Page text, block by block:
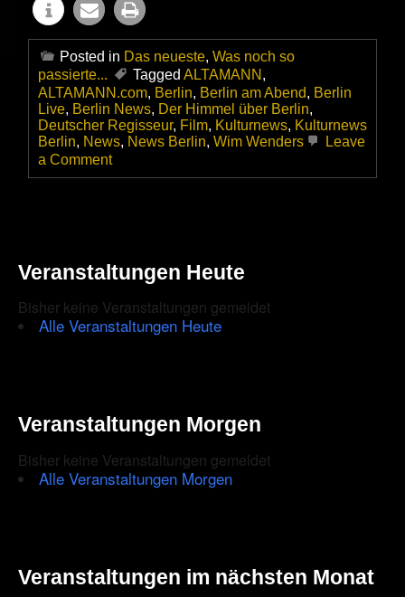
Posted in Das neueste, Was noch so
passierte...
Tagged ALTAMANN ,
ALTAMANN.com, Berlin, Berlin am Abend, Berlin
Live, Berlin News, Der Himmel über Berlin,
Deutscher Regisseur, Film, Kulturnews, Kulturnews
Berlin, News, News Berlin, Wim Wenders
Leave
a Commenton
Wim
Veranstaltungen Heute
Bisher keine Veranstaltungen gemeldet
Alle Veranstaltungen Heute
Veranstaltungen Morgen
Bisher keine Veranstaltungen gemeldet
Alle Veranstaltungen Morgen
Veranstaltungen im nächsten Monat